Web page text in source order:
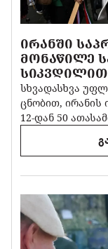
ᲘᲠᲐᲜᲨᲘ
ᲛᲝᲜᲐᲬᲘᲚᲔ
ᲡᲘᲙᲕᲓᲘᲚᲘᲗ
სხვადასხვა
ცნობით, ირანის
12-დან 50